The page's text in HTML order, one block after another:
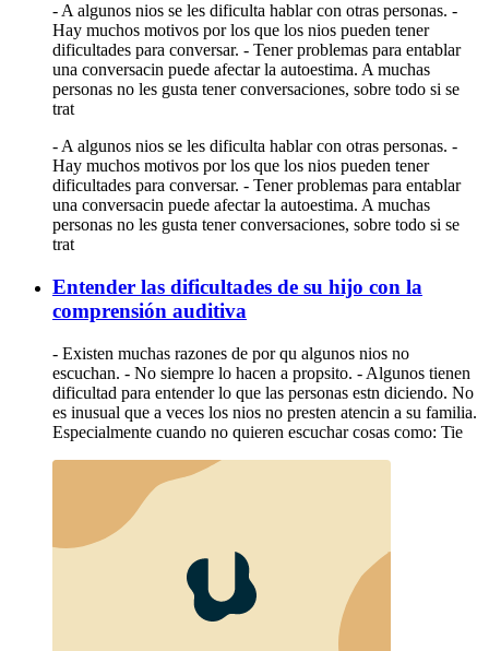
- A algunos nios se les dificulta hablar con otras personas. -
Hay muchos motivos por los que los nios pueden tener
dificultades para conversar. - Tener problemas para entablar
una conversacin puede afectar la autoestima. A muchas
personas no les gusta tener conversaciones, sobre todo si se
trat
- A algunos nios se les dificulta hablar con otras personas. -
Hay muchos motivos por los que los nios pueden tener
dificultades para conversar. - Tener problemas para entablar
una conversacin puede afectar la autoestima. A muchas
personas no les gusta tener conversaciones, sobre todo si se
trat
Entender las dificultades de su hijo con la
comprensión auditiva
- Existen muchas razones de por qu algunos nios no
escuchan. - No siempre lo hacen a propsito. - Algunos tienen
dificultad para entender lo que las personas estn diciendo. No
es inusual que a veces los nios no presten atencin a su familia.
Especialmente cuando no quieren escuchar cosas como: Tie